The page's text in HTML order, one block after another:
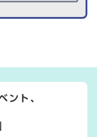
ント、